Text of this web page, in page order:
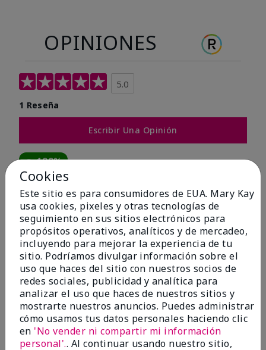
OPINIONES
5.0
1 Reseña
Escribir Una Opinión
100%
5 estrellas
1
4 estrellas
0
3 estrellas
0
2 estrellas
0
1 estrella
0
Cookies
Este sitio es para consumidores de EUA. Mary Kay
usa cookies, pixeles y otras tecnologías de
seguimiento en sus sitios electrónicos para
propósitos operativos, analíticos y de mercadeo,
incluyendo para mejorar la experiencia de tu
sitio. Podríamos divulgar información sobre el
uso que haces del sitio con nuestros socios de
redes sociales, publicidad y analítica para
analizar el uso que haces de nuestros sitios y
mostrarte nuestros anuncios. Puedes administrar
cómo usamos tus datos personales haciendo clic
en 'No vender ni compartir mi información
personal'.. Al continuar usando nuestro sitio,